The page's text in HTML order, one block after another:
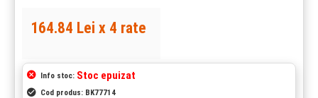
Info stoc: Stoc epuizat
Cod produs: BK77714
164.84 Lei x 4 rate